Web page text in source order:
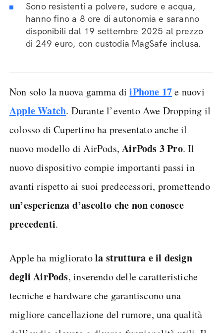
Sono resistenti a polvere, sudore e acqua,
hanno fino a 8 ore di autonomia e saranno
disponibili dal 19 settembre 2025 al prezzo
di 249 euro, con custodia MagSafe inclusa.
Non solo la nuova gamma diiPhone 17e nuovi
Apple Watch. Durante l’evento Awe Dropping il
colosso di Cupertino ha presentato anche il
nuovo modello di AirPods,AirPods 3 Pro. Il
nuovo dispositivo compie importanti passi in
avanti rispetto ai suoi predecessori, promettendo
un’esperienza d’ascolto che non conosce
precedenti.
Apple ha miglioratola struttura e il design
degli AirPods, inserendo delle caratteristiche
tecniche e hardware che garantiscono una
migliore cancellazione del rumore, una qualità